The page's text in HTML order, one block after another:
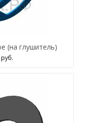
(на глушитель)